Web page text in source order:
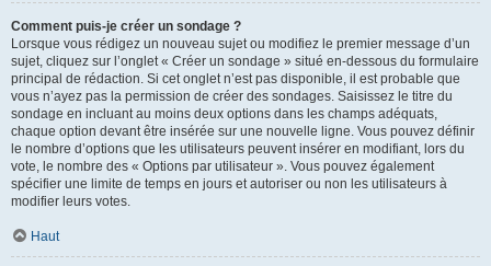
Comment puis-je créer un sondage ?
Lorsque vous rédigez un nouveau sujet ou modifiez le premier message d’un
sujet, cliquez sur l’onglet « Créer un sondage » situé en-dessous du formulaire
principal de rédaction. Si cet onglet n’est pas disponible, il est probable que
vous n’ayez pas la permission de créer des sondages. Saisissez le titre du
sondage en incluant au moins deux options dans les champs adéquats,
chaque option devant être insérée sur une nouvelle ligne. Vous pouvez définir
le nombre d’options que les utilisateurs peuvent insérer en modifiant, lors du
vote, le nombre des « Options par utilisateur ». Vous pouvez également
spécifier une limite de temps en jours et autoriser ou non les utilisateurs à
modifier leurs votes.
Haut